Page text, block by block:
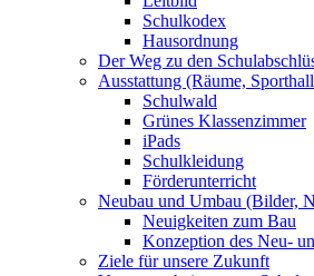
Schulkodex
Hausordnung
Der Weg zu den
Ausstattung (Räume,
Schulwald
Grünes Klassenzimmer
iPads
Schulkleidung
Förderunterricht
Neubau und Umbau (Bilder,
Neuigkeiten zum Bau
Konzeption des Neu-
Ziele für unsere Zukunft